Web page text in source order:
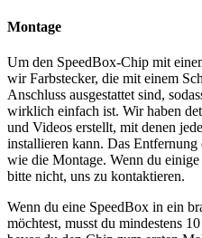
Montage
Um den SpeedBox-Chip mit
wir Farbstecker, die mit einem
Anschluss ausgestattet sind,
wirklich einfach ist. Wir haben
und Videos erstellt, mit denen
installieren kann. Das
wie die Montage. Wenn du
bitte nicht, uns zu kontaktieren.
Wenn du eine SpeedBox in ein
möchtest, musst du mindestens